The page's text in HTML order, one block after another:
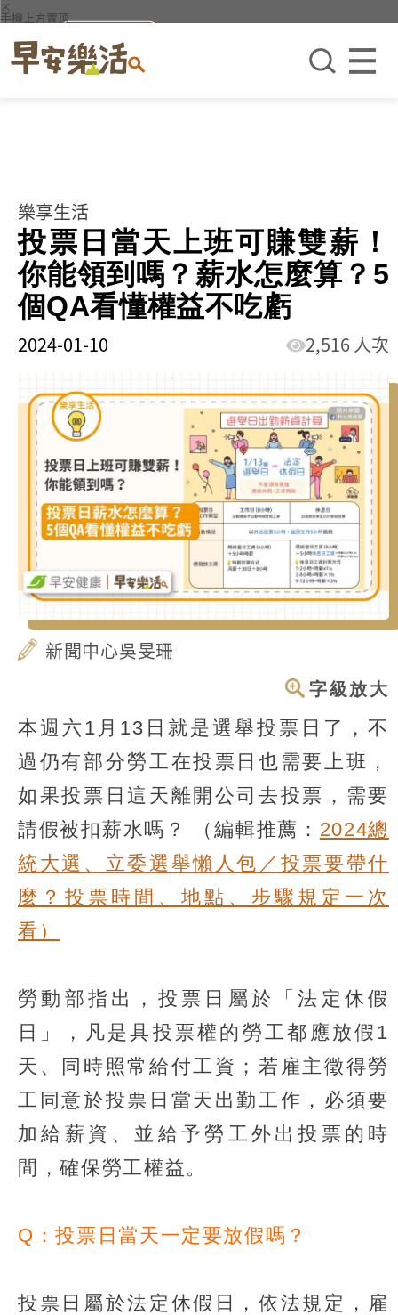
×
手機上方置頂
樂享生活
投票日當天上班可賺雙薪！
你能領到嗎？薪水怎麼算？5
個QA看懂權益不吃虧
2024-01-10 2,516 人次
新聞中心吳旻珊
字級放大
本週六1月13日就是選舉投票日了，不
過仍有部分勞工在投票日也需要上班，
如果投票日這天離開公司去投票，需要
請假被扣薪水嗎？
（編輯推薦： 2024總
統大選、立委選舉懶人包／投票要帶什
麼？投票時間、地點、步驟規定一次
看）
勞動部指出，投票日屬於「法定休假
日」，凡是具投票權的勞工都應放假1
天、同時照常給付工資；若雇主徵得勞
工同意於投票日當天出勤工作，必須要
加給薪資、並給予勞工外出投票的時
間，確保勞工權益。
Q：投票日當天一定要放假嗎？
投票日屬於法定休假日，依法規定，雇